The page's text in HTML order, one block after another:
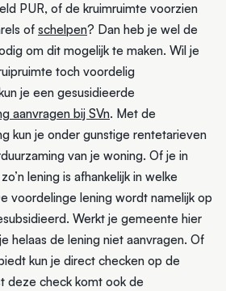
PUR, of de kruimruimte voorzien
of schelpen? Dan heb je wel de
om dit mogelijk te maken. Wil je
toch voordelig
je een gesusidieerde
aanvragen bij SVn. Met de
kun je onder gunstige rentetarieven
van je woning. Of je in
lening is afhankelijk in welke
voordelinge lening wordt namelijk op
Werkt je gemeente hier
helaas de lening niet aanvragen. Of
kun je direct checken op de
deze check komt ook de